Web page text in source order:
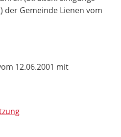
der Gemeinde Lienen vom
12.06.2001 mit